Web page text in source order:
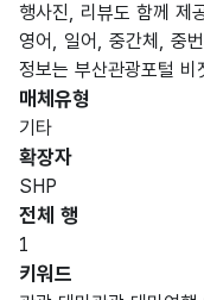
행사진, 리뷰도 함께 제
영어, 일어, 중간체, 중
정보는 부산관광포털
매체유형
기타
확장자
SHP
전체 행
1
키워드